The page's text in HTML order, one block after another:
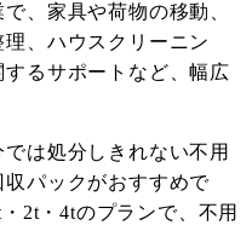
、家具や荷物の移動、
、ハウスクリーニン
るサポートなど、幅広
は処分しきれない不用
パックがおすすめで
2t・4tのプランで、不用